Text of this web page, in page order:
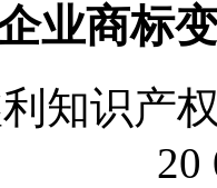
业商标
知识产
20